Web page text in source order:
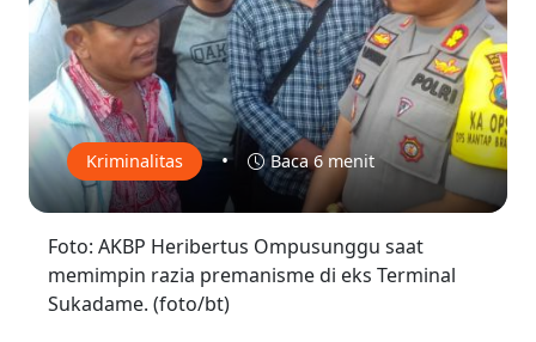
Kriminalitas • Baca 6 menit
Foto: AKBP Heribertus Ompusunggu saat
memimpin razia premanisme di eks Terminal
Sukadame. (foto/bt)